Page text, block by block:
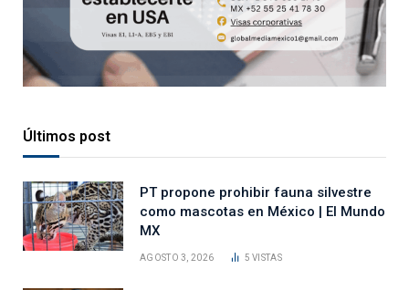
Últimos post
PT propone prohibir fauna silvestre
como mascotas en México | El Mundo
MX
AGOSTO 3, 2026 5VISTAS